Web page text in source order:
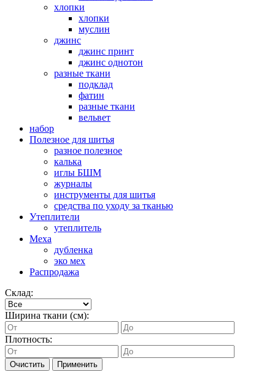
хлопки
хлопки
муслин
джинс
джинс принт
джинс однотон
разные ткани
подклад
фатин
разные ткани
вельвет
набор
Полезное для шитья
разное полезное
калька
иглы БШМ
журналы
инструменты для шитья
средства по уходу за тканью
Утеплители
утеплитель
Меха
дубленка
эко мех
Распродажа
Склад:
Ширина ткани (см):
Плотность:
Очистить Применить